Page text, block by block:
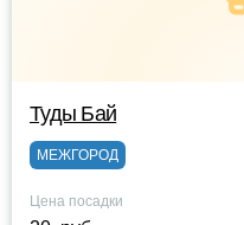
Туды Бай
МЕЖГОРОД
Цена посадки